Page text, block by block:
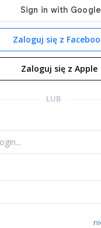
Zaloguj się z
Zaloguj się z Apple
LUB